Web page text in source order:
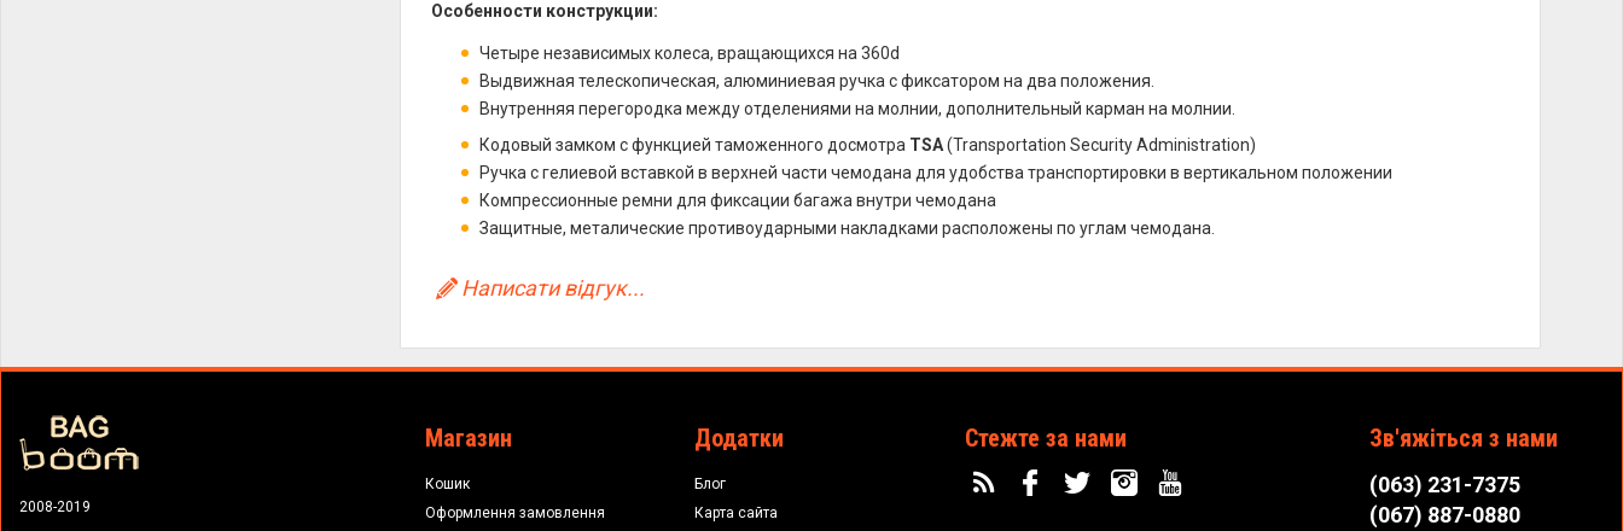
Особенности конструкции:
Четыре независимых колеса, вращающихся на 360d
Выдвижная телескопическая, алюминиевая ручка с фиксатором на два положения.
Внутренняя перегородка между отделениями на молнии, дополнительный карман на молнии.
Кодовый замком с функцией таможенного досмотра TSA(Transportation Security Administration)
Ручка с гелиевой вставкой в верхней части чемодана для удобства транспортировки в вертикальном положении
Компрессионные ремни для фиксации багажа внутри чемодана
Защитные, металические противоударными накладками расположены по углам чемодана.
Написати відгук...
2008-2019
Магазин
Кошик
Оформлення замовлення
Додатки
Блог
Карта сайта
Стежте за нами Зв'яжіться з нами
(063) 231-7375
(067) 887-0880